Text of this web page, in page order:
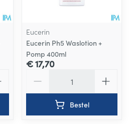
Eucerin
Eucerin Ph5 Waslotion +
Pomp 400ml
€ 17,70
Bestel